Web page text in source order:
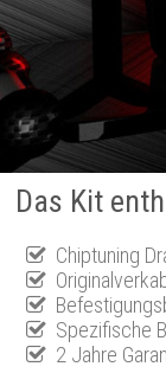
Das Kit
Chiptuning
Spezifische
2 Jahre